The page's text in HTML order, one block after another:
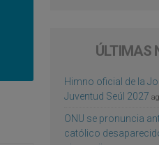
ÚLTIMAS
Himno oficial de la
Juventud Seúl 2027
ONU se pronuncia
católico